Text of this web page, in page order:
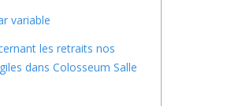
variable
les retraits nos
dans Colosseum Salle